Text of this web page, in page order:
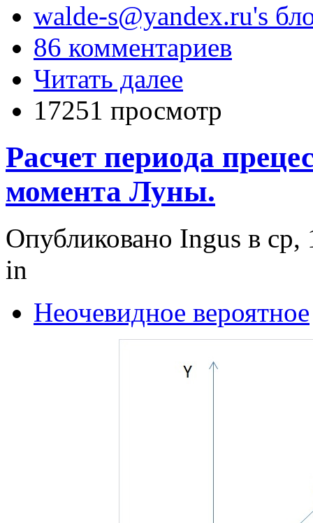
walde-s@yandex.ru's
86 комментариев
Читать далее
17251 просмотр
Расчет периода
момента Луны.
Опубликовано Ingus в
in
Неочевидное вероятное